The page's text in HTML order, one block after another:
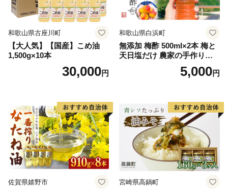
和歌山県古座川町
【大人気】【国産】こめ油
1,500g×10本
30,000円
和歌山県白浜町
無添加 梅酢 500ml×2本 梅と
天日塩だけ 農家の手作り完
5,000円
佐賀県嬉野市 宮崎県高鍋町